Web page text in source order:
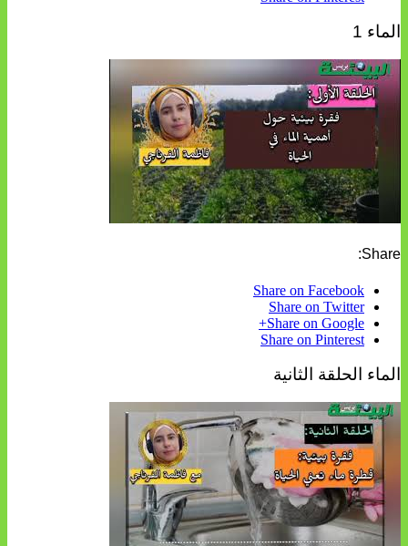
الماء 1
Share:
Share on Facebook
Share on Twitter
Share on Google+
Share on Pinterest
الماء الحلقة الثانية